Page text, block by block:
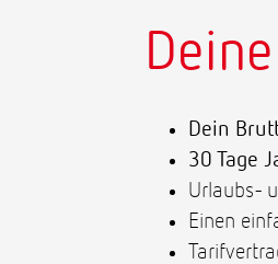
Dein
30 Tage
Urlaubs-
Einen